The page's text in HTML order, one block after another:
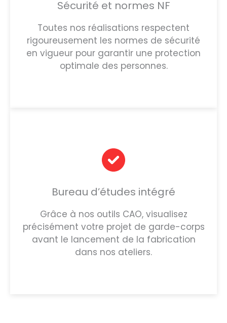
Sécurité et normes NF
Toutes nos réalisations respectent
rigoureusement les normes de sécurité
en vigueur pour garantir une protection
optimale des personnes.
Bureau d’études intégré
Grâce à nos outils CAO, visualisez
précisément votre projet de garde-corps
avant le lancement de la fabrication
dans nos ateliers.